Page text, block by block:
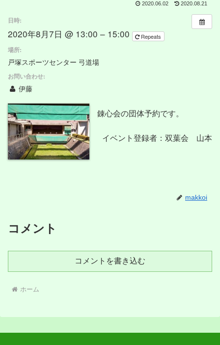
2020.06.02 2020.08.21
日時:
2020年8月7日 @ 13:00 – 15:00 Repeats
場所:
戸塚スポーツセンター 弓道場
お問い合わせ:
伊藤
錬心会の団体予約です。
イベント登録者：双葉会 山本
makkoi
コメント
コメントを書き込む
ホーム